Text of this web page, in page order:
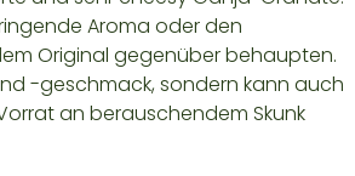
Aroma oder den
Original gegenüber behaupten.
-geschmack, sondern kann auch
an berauschendem Skunk